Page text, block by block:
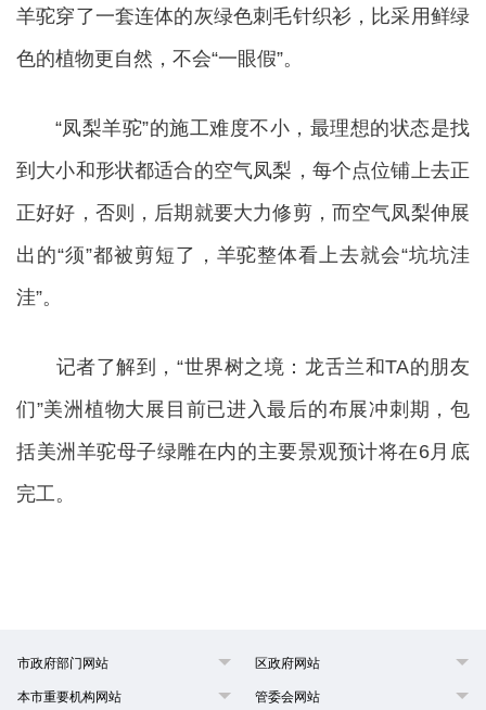
羊驼穿了一套连体的灰绿色刺毛针织衫，比采用鲜绿
色的植物更自然，不会“一眼假”。
“凤梨羊驼”的施工难度不小，最理想的状态是找
到大小和形状都适合的空气凤梨，每个点位铺上去正
正好好，否则，后期就要大力修剪，而空气凤梨伸展
出的“须”都被剪短了，羊驼整体看上去就会“坑坑洼
洼”。
记者了解到，“世界树之境：龙舌兰和TA的朋友
们”美洲植物大展目前已进入最后的布展冲刺期，包
括美洲羊驼母子绿雕在内的主要景观预计将在6月底
完工。
市政府部门网站 区政府网站
本市重要机构网站 管委会网站